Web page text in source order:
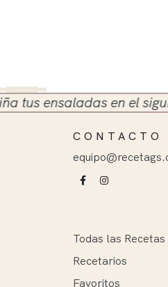
ensaladas en el siguiente
CONTACTO
Todas las Recetas
Recetarios
Favoritos